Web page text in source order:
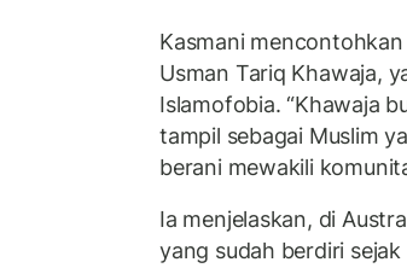
Kasmani
Usman Tariq Khawaja,
Islamofobia. “Khawaja
tampil sebagai Muslim
berani mewakili
Ia menjelaskan, di
yang sudah berdiri